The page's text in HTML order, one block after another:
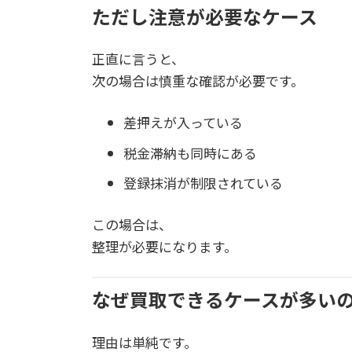
ただし注意が必要なケース
正直に言うと、
次の場合は慎重な確認が必要です。
差押えが入っている
税金滞納も同時にある
登録抹消が制限されている
この場合は、
整理が必要になります。
なぜ買取できるケースが多い
理由は単純です。